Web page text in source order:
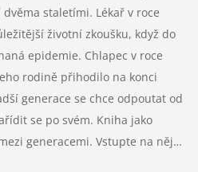
staletími. Lékař v roce
životní zkoušku, když do
epidemie. Chlapec v roce
rodině přihodilo na konci
generace se chce odpoutat od
se po svém. Kniha jako
generacemi. Vstupte na něj…